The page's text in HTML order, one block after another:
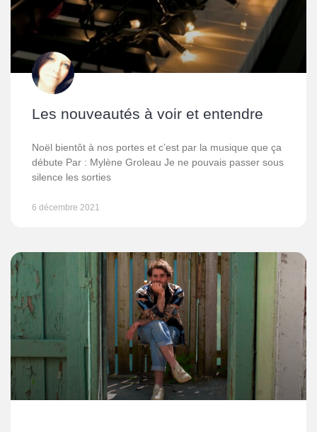
Les nouveautés à voir et entendre
Noël bientôt à nos portes et c’est par la musique que ça
débute Par : Mylène Groleau Je ne pouvais passer sous
silence les sorties
6 décembre 2021